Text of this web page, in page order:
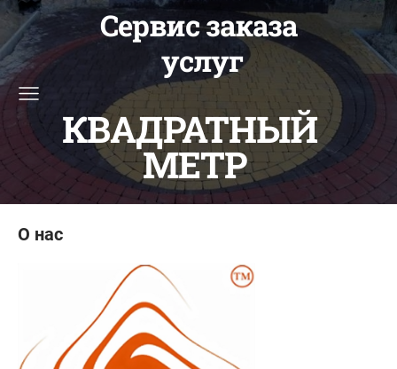
Сервис заказа
услуг
КВАДРАТНЫЙ
МЕТР
О нас